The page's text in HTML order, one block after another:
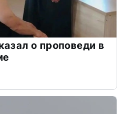
о проповеди в